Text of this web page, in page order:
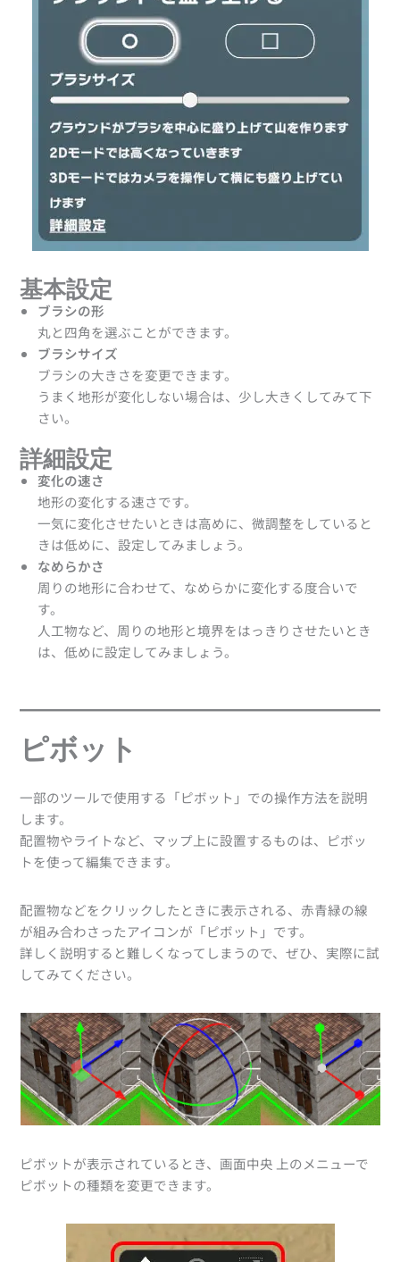
基本設定
ブラシの形
丸と四角を選ぶことができます。
ブラシサイズ
ブラシの大きさを変更できます。
うまく地形が変化しない場合は、少し大きくしてみて下
さい。
詳細設定
変化の速さ
地形の変化する速さです。
一気に変化させたいときは高めに、微調整をしていると
きは低めに、設定してみましょう。
なめらかさ
周りの地形に合わせて、なめらかに変化する度合いで
す。
人工物など、周りの地形と境界をはっきりさせたいとき
は、低めに設定してみましょう。
ピボット
一部のツールで使用する「ピボット」での操作方法を説明
します。
配置物やライトなど、マップ上に設置するものは、ピボッ
トを使って編集できます。
配置物などをクリックしたときに表示される、赤青緑の線
が組み合わさったアイコンが「ピボット」です。
詳しく説明すると難しくなってしまうので、ぜひ、実際に試
してみてください。
ピボットが表示されているとき、画面中央 上のメニューで
ピボットの種類を変更できます。